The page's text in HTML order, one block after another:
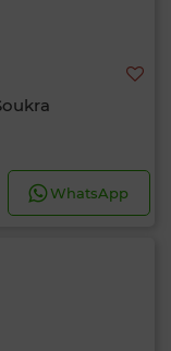
WhatsApp